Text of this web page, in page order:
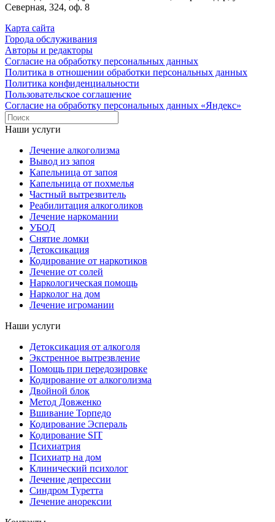
Северная, 324, оф. 8
Карта сайта
Города обслуживания
Авторы и редакторы
Согласие на обработку персональных данных
Политика в отношении обработки персональных данных
Политика конфиденциальности
Пользовательское соглашение
Согласие на обработку персональных данных «Яндекс»
Наши услуги
Лечение алкоголизма
Вывод из запоя
Капельница от запоя
Капельница от похмелья
Частный вытрезвитель
Реабилитация алкоголиков
Лечение наркомании
УБОД
Снятие ломки
Детоксикация
Кодирование от наркотиков
Лечение от солей
Наркологическая помощь
Нарколог на дом
Лечение игромании
Наши услуги
Детоксикация от алкоголя
Экстренное вытрезвление
Помощь при передозировке
Кодирование от алкоголизма
Двойной блок
Метод Довженко
Вшивание Торпедо
Кодирование Эспераль
Кодирование SIT
Психиатрия
Психиатр на дом
Клинический психолог
Лечение депрессии
Синдром Туретта
Лечение анорексии